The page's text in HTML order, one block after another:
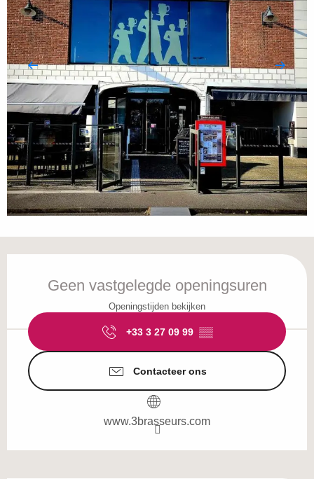
Geen vastgelegde openingsuren
Openingstijden bekijken
+33 3 27 09 99 ▒▒
Contacteer ons
www.3brasseurs.com